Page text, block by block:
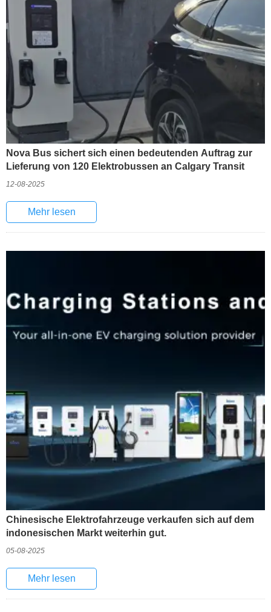
Nova Bus sichert sich einen bedeutenden Auftrag zur
Lieferung von 120 Elektrobussen an Calgary Transit
12-08-2025
Mehr lesen
Chinesische Elektrofahrzeuge verkaufen sich auf dem
indonesischen Markt weiterhin gut.
05-08-2025
Mehr lesen